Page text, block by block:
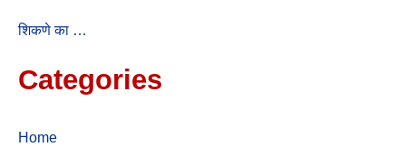
शिकणे का …
Categories
Home